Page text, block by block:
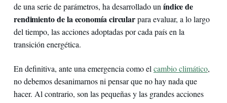
de una serie de parámetros, ha desarrollado un índice de
rendimientode la economía circularpara evaluar, a lo largo
del tiempo, las acciones adoptadas por cada país en la
transición energética.
En definitiva, ante una emergencia como elcambio climático,
no debemos desanimarnos ni pensar que no hay nada que
hacer. Al contrario, son las pequeñas y las grandes acciones